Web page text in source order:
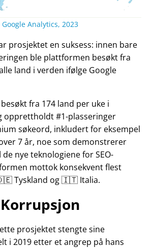
Google Analytics, 2023
prosjektet en suksess: innen bare
ble plattformen besøkt fra
land i verden ifølge Google
fra 174 land per uke i
opprettholdt #1-plasseringer
søkeord, inkludert for eksempel
7 år, noe som demonstrerer
nye teknologiene for SEO-
mottok konsekvent flest
Tyskland og 🇮🇹 Italia.
Korrupsjon
prosjektet stengte sine
i 2019 etter et angrep på hans